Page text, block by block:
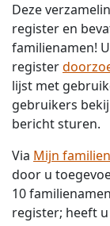
Deze
register en
familienamen!
register
lijst met
gebruikers
bericht sturen.
Via Mijn
door u
10
register; heeft u